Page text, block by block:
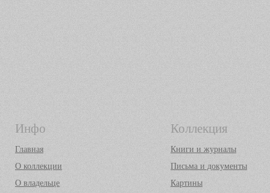
Инфо
Главная
О коллекции
О владельце
Коллекция
Книги и журналы
Письма и документы
Картины